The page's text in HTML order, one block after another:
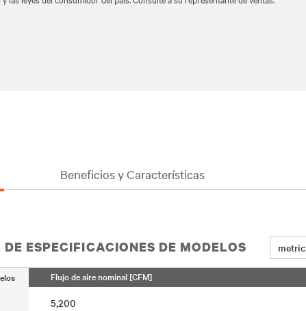
Beneficios y Características
ESPECIFICACIONES DE MODELOS metric
Flujo de aire nominal [CFM]
5,200